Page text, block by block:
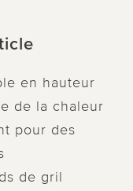
en hauteur
de la chaleur
pour des
de gril